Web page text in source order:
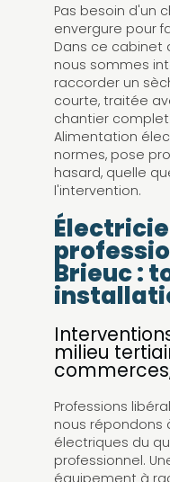
Pas besoin d'un
envergure pour
Dans ce cabinet
nous sommes
raccorder un
courte, traitée
chantier complet.
Alimentation
normes, pose
hasard, quelle
l'intervention.
Brieuc :
milieu
Professions
nous répondons
électriques du
professionnel.
équipement à